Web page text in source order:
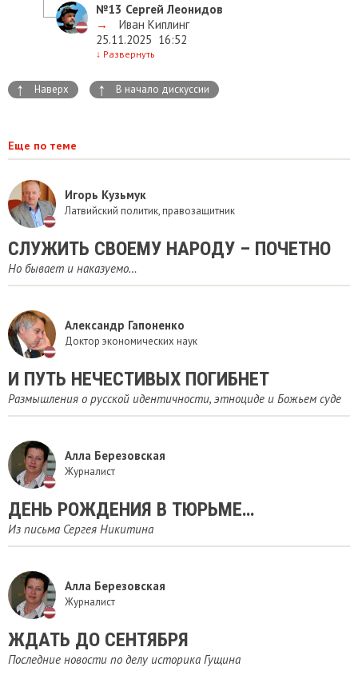
№13 Сергей Леонидов
→
Иван Киплинг
25.11.2025 16:52
↓ Развернуть
↑ Наверх ↑ В начало дискуссии
Еще по теме
Игорь Кузьмук
Латвийский политик, правозащитник
СЛУЖИТЬ СВОЕМУ НАРОДУ – ПОЧЕТНО
Но бывает и наказуемо…
Александр Гапоненко
Доктор экономических наук
И ПУТЬ НЕЧЕСТИВЫХ ПОГИБНЕТ
Размышления о русской идентичности, этноциде и Божьем суде
Алла Березовская
Журналист
ДЕНЬ РОЖДЕНИЯ В ТЮРЬМЕ…
Из письма Сергея Никитина
Алла Березовская
Журналист
ЖДАТЬ ДО СЕНТЯБРЯ
Последние новости по делу историка Гущина